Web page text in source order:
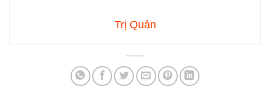
Trị Quản